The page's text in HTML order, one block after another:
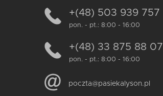
+(48) 503 939 757
pon. - pt.: 8:00 - 16:00
+(48) 33 875 88 07
pon. - pt.: 8:00 - 16:00
poczta@pasiekalyson.pl